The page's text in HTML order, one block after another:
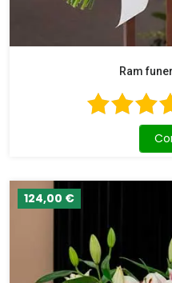
Ram
124,00 €